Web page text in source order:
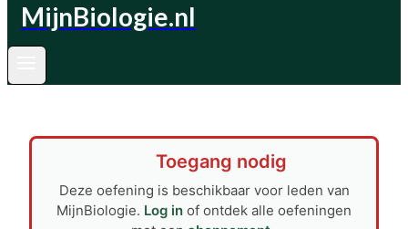
MijnBiologie.nl
Toegang nodig
Deze oefening is beschikbaar voor leden van
MijnBiologie. Log in of ontdek alle oefeningen